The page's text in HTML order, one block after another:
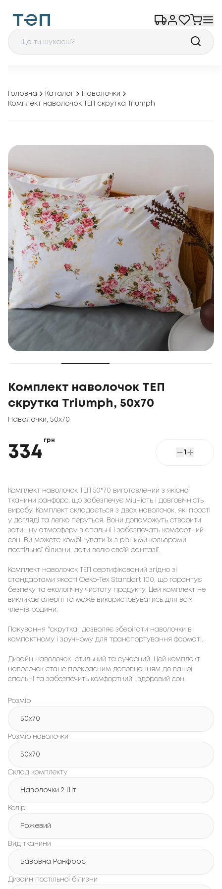
Головна Каталог
Наволочки
Комплект наволочок ТЕП скрутка Triumph
Комплект наволочок ТЕП
скрутка Triumph, 50x70
Наволочки 50x70
334
грн
1
Комплект наволочок ТЕП 50*70 виготовлений з якісної
тканини ранфорс, що забезпечує міцність і довговічність
виробу. Комплект складається з двох наволочок, які прості
у догляді та легко перуться. Вони допоможуть створити
затишну атмосферу в спальні і забезпечать комфортний
сон. Ви можете комбінувати їх з різними кольорами
постільної білизни, дати волю своїй фантазії.
Комплект наволочок ТЕП сертифікований згідно зі
стандартами якості Oeko-Tex Standart 100, що гарантує
безпеку та екологічну чистоту продукту. Цей комплект не
викликає алергії та може використовуватись для всіх
членів родини.
Пакування "скрутка" дозволяє зберігати наволочки в
компактному і зручному для транспортування форматі.
Дизайн наволочок стильний та сучасний. Цей комплект
наволочок стане прекрасним доповненням до вашої
спальні та забезпечить комфортний і здоровий сон.
Розмір
50x70
Розмір наволочки
50x70
Склад комплекту
Наволочки 2 Шт
Колір
Рожевий
Вид тканини
Бавовна Ранфорс
Дизайн постільної білизни